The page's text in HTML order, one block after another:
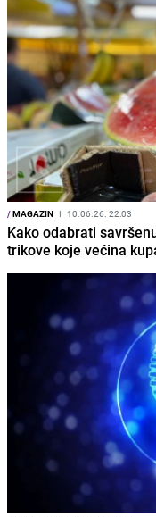
/MAGAZIN I 10.06.26. 22:03
Kako odabrati
trikove koje većina